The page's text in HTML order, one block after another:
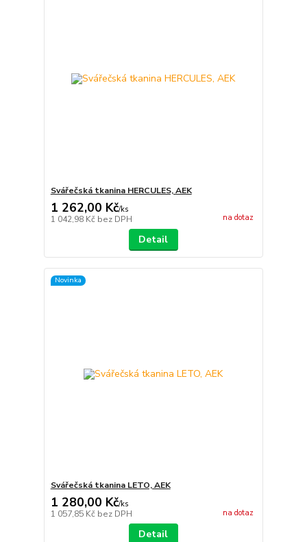
Svářečská tkanina HERCULES, AEK
1 262,00 Kč/ks
1 042,98 Kč bez DPH na dotaz
Detail
Novinka
Svářečská tkanina LETO, AEK
1 280,00 Kč/ks
1 057,85 Kč bez DPH na dotaz
Detail